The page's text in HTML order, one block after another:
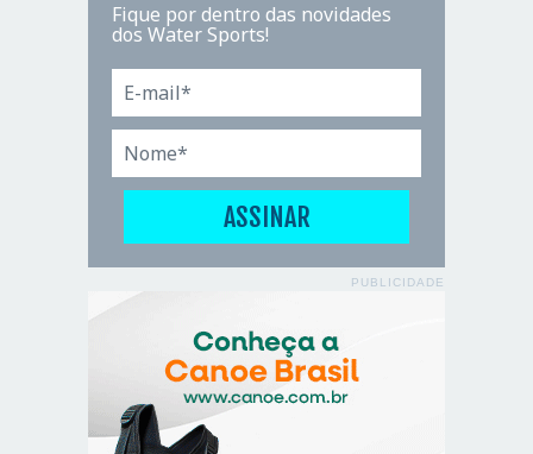
Fique por dentro das novidades
dos Water Sports!
PUBLICIDADE